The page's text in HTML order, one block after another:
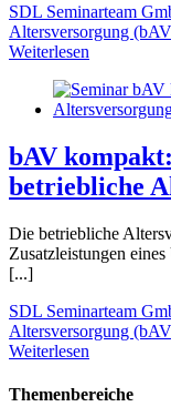
SDL Seminarteam
Altersversorgung
Weiterlesen
bAV
betriebliche
Die betriebliche
Zusatzleistungen
[...]
SDL Seminarteam
Altersversorgung
Weiterlesen
Themenbereiche